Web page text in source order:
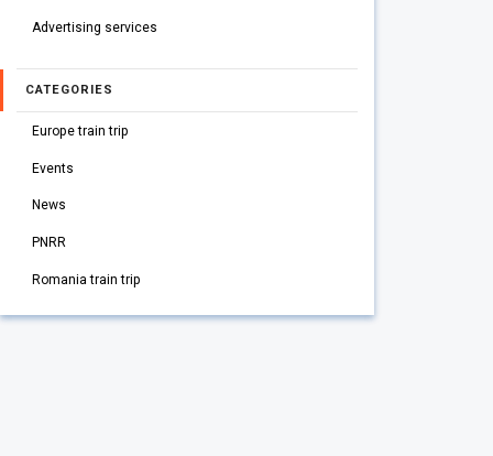
Advertising services
CATEGORIES
Europe train trip
Events
News
PNRR
Romania train trip